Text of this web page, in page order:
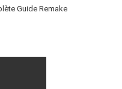
Guide Remake